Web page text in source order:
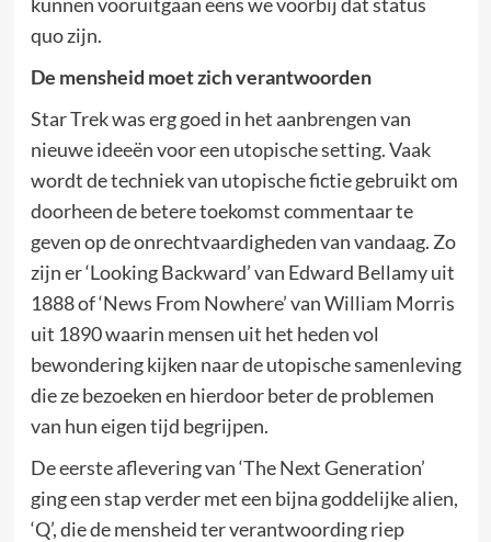
quo zijn.
De mensheid moet zich verantwoorden
Star Trek was erg goed in het aanbrengen van
nieuwe ideeën voor een utopische setting. Vaak
wordt de techniek van utopische fictie gebruikt om
doorheen de betere toekomst commentaar te
geven op de onrechtvaardigheden van vandaag. Zo
zijn er ‘Looking Backward’ van Edward Bellamy uit
1888 of ‘News From Nowhere’ van William Morris
uit 1890 waarin mensen uit het heden vol
bewondering kijken naar de utopische samenleving
die ze bezoeken en hierdoor beter de problemen
van hun eigen tijd begrijpen.
De eerste aflevering van ‘The Next Generation’
ging een stap verder met een bijna goddelijke alien,
‘Q’, die de mensheid ter verantwoording riep